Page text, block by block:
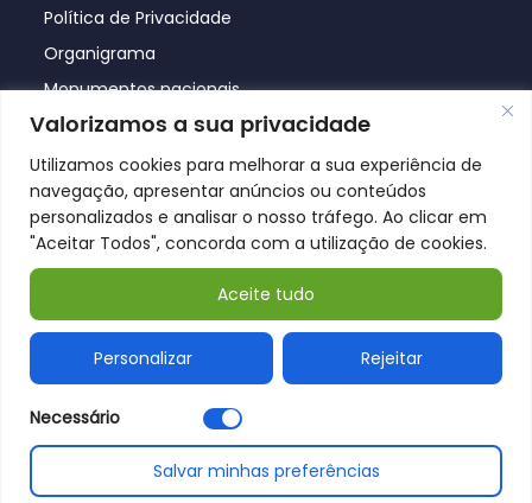
Valorizamos a sua privacidade
Utilizamos cookies para melhorar a sua experiência de
navegação, apresentar anúncios ou conteúdos
personalizados e analisar o nosso tráfego. Ao clicar em
"Aceitar Todos", concorda com a utilização de cookies.
Personalizar Rejeitar
Aceite tudo
Necessário
Salvar minhas preferências
Política de Privacidade
Organigrama
Monumentos nacionais
© Póvoa de Lanhoso 2026